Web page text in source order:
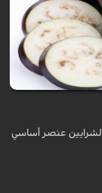
الشرايين عنصر أساسي